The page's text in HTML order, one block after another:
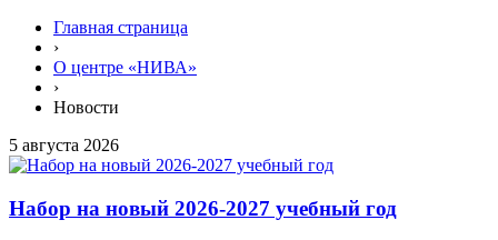
Главная страница
›
О центре «НИВА»
›
Новости
5 августа 2026
Набор на новый 2026-2027 учебный год